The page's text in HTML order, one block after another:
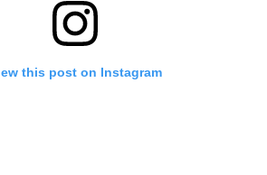
this post on Instagram